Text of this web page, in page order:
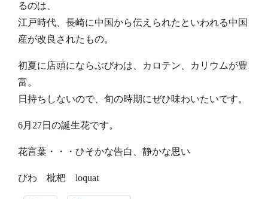
るのは、
江戸時代、長崎に中国から伝えられたといわれる中国
産が改良されたもの。
初夏に店頭にならぶびわは、カロテン、カリウムが豊
富。
日持ちしないので、旬の時期にぜひ味わいたいです。
6月27日の誕生花です。
花言葉・・・ひそかな告白、静かな思い
びわ 枇杷 loquat